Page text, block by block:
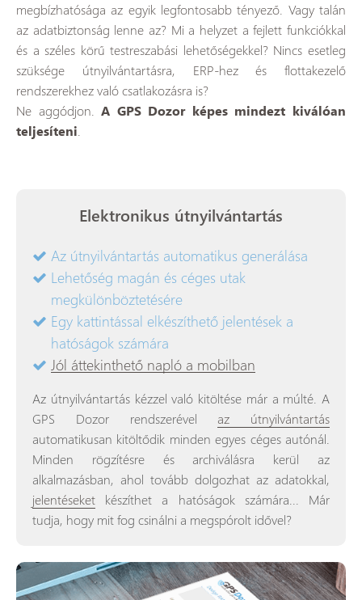
megbízhatósága az egyik legfontosabb tényező. Vagy talán
az adatbiztonság lenne az? Mi a helyzet a fejlett funkciókkal
és a széles körű testreszabási lehetőségekkel? Nincs esetleg
szüksége útnyilvántartásra, ERP-hez és flottakezelő
rendszerekhez való csatlakozásra is?
Ne aggódjon.A GPS Dozor képes mindezt kiválóan
teljesíteni
Elektronikus útnyilvántartás
Az útnyilvántartás automatikus generálása
Lehetőség magán és céges utak
megkülönböztetésére
Egy kattintással elkészíthető jelentések a
hatóságok számára
Jól áttekinthető napló a mobilban
Az útnyilvántartás kézzel való kitöltése már a múlté. A
GPS Dozor rendszerével az útnyilvántartás
automatikusan kitöltődik minden egyes céges autónál.
Minden rögzítésre és archiválásra kerül az
alkalmazásban, ahol tovább dolgozhat az adatokkal,
jelentéseket készíthet a hatóságok számára... Már
tudja, hogy mit fog csinálni a megspórolt idővel?